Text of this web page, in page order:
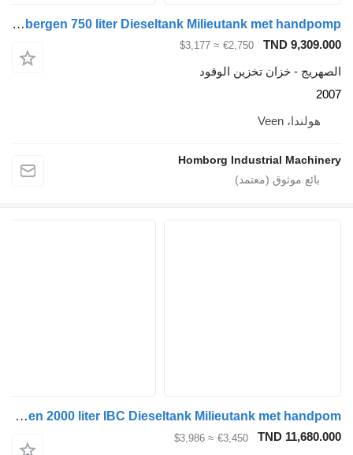
Kiwa IBC Steenbergen 750 liter Dieseltank Milieutank met handpomp
TND
€2,750
≈ $3,177
تخزين الوقود
Homborg Industrial
Kiwa IBC Steenbergen 2000 liter IBC Dieseltank Milieutank met handpom
TND
€3,450
≈ $3,986